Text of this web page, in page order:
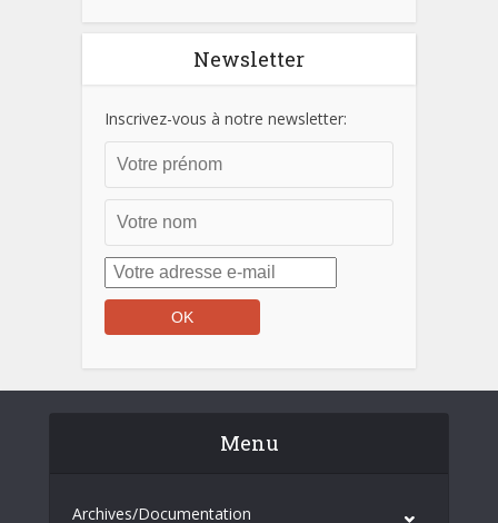
Newsletter
Inscrivez-vous à notre newsletter:
Menu
Archives/Documentation